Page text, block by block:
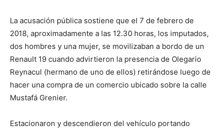
La acusación pública sostiene que el 7 de febrero de
2018, aproximadamente a las 12.30 horas, los imputados,
dos hombres y una mujer, se movilizaban a bordo de un
Renault 19 cuando advirtieron la presencia de Olegario
Reynacul (hermano de uno de ellos) retirándose luego de
hacer una compra de un comercio ubicado sobre la calle
Mustafá Grenier.
Estacionaron y descendieron del vehículo portando